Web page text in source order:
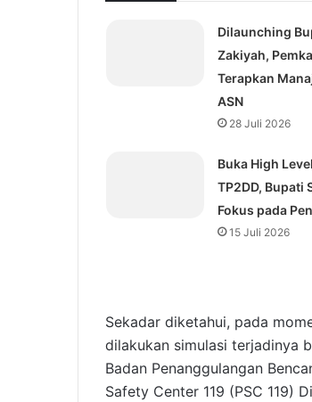
Dilaunching
Zakiyah,
Terapkan
ASN
28 Juli 2026
Buka High
TP2DD, Bupati
Fokus pada
15 Juli 2026
Sekadar diketahui, pada
dilakukan simulasi terjadinya
Badan Penanggulangan
Safety Center 119 (PSC 119)